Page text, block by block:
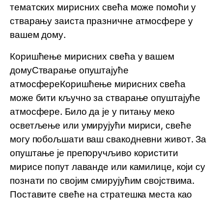
тематских мирисних свећа може помоћи у
стварању заиста празничне атмосфере у
вашем дому.
Коришћење мирисних свећа у вашем
домуСтварање опуштајуће
атмосфереКоришћење мирисних свећа
може бити кључно за стварање опуштајуће
атмосфере. Било да је у питању меко
осветљење или умирујући мириси, свеће
могу побољшати ваш свакодневни живот. За
опуштање је препоручљиво користити
мирисе попут лаванде или камилице, који су
познати по својим смирујућим својствима.
Поставите свеће на стратешка места као